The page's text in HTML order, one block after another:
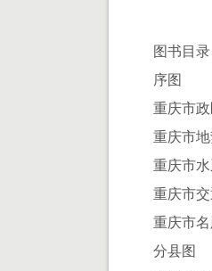
图书目录
序图
重庆市政
重庆市
重庆市水
重庆市交
重庆市
分县图